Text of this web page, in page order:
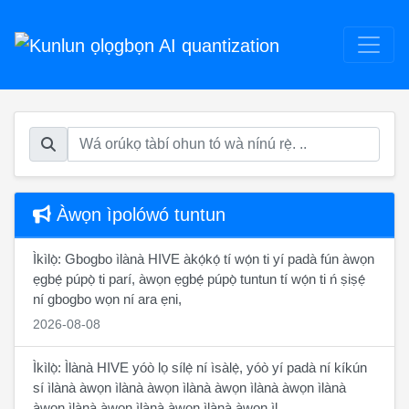
Àwọn ìpolówó tuntun
Ìkìlọ̀: Gbogbo ìlànà HIVE àkọ́kọ́ tí wọ́n ti yí padà fún àwọn
ẹgbẹ́ púpọ̀ ti parí, àwọn ẹgbẹ́ púpọ̀ tuntun tí wọ́n ti ń ṣiṣẹ́
ní gbogbo wọn ní ara ẹni,
2026-08-08
Ìkìlọ̀: Ìlànà HIVE yóò lọ sílẹ̀ ní ìsàlẹ̀, yóò yí padà ní kíkún
sí ìlànà àwọn ìlànà àwọn ìlànà àwọn ìlànà àwọn ìlànà